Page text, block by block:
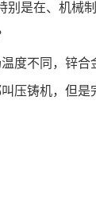
别是在、机械
度不同，锌合
压铸机，但是